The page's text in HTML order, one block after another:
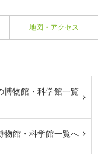
地図・アクセス
博物館・科学館一覧
物館・科学館一覧へ